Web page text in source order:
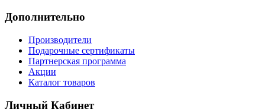
Дополнительно
Производители
Подарочные сертификаты
Партнерская программа
Акции
Каталог товаров
Личный Кабинет